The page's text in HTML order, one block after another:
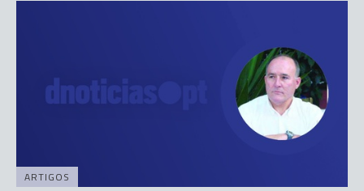
ARTIGOS